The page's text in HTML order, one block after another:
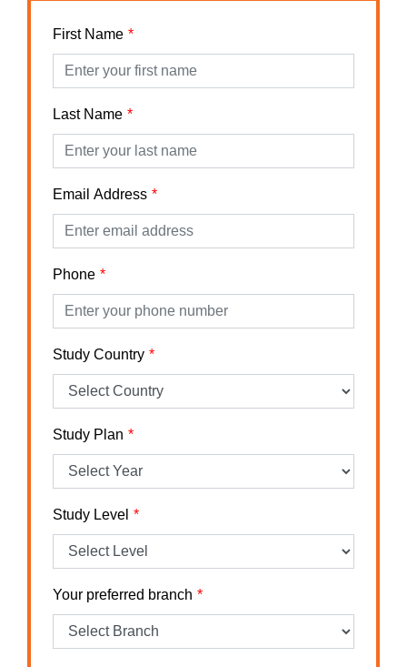
First Name
Last Name
Email Address
Phone
Study Country
Study Plan
Study Level
Your preferred branch